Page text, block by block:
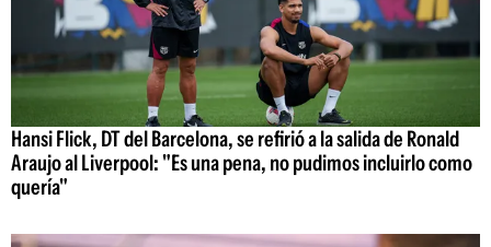
Hansi Flick, DT del Barcelona, se refirió a la salida de Ronald
Araujo al Liverpool: "Es una pena, no pudimos incluirlo como
quería"